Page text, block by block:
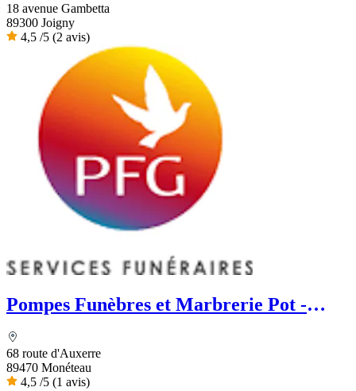
18 avenue Gambetta
89300 Joigny
4,5 /5 (2 avis)
Pompes Funèbres et Marbrerie Pot -
68 route d'Auxerre
89470 Monéteau
4,5 /5 (1 avis)